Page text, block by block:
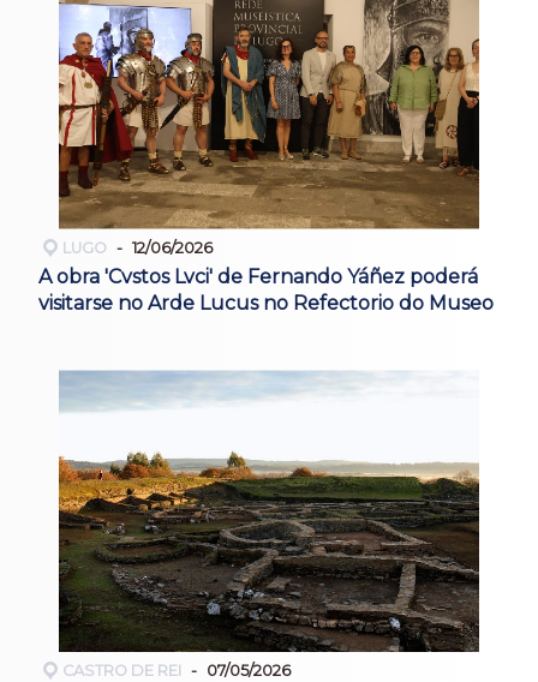
LUGO 12/06/2026
A obra 'Cvstos Lvci' de Fernando Yáñez poderá
visitarse no Arde Lucus no Refectorio do Museo
CASTRO DE REI 07/05/2026